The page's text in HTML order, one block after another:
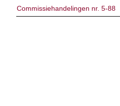
Commissiehandelingen nr. 5-88